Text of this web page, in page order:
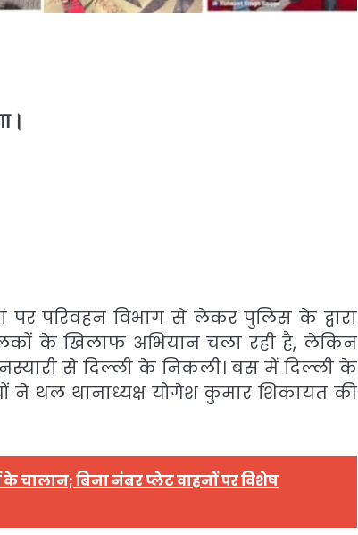
पर परिवहन विभाग से लेकर पुलिस के द्वारा
के खिलाफ अभियान चला रही है, लेकिन
से दिल्ली के निकली। बस में दिल्ली के
ने थल थानाध्यक्ष योगेश कुमार शिकायत की
चालान; बिना नंबर प्लेट वाहनों पर विशेष